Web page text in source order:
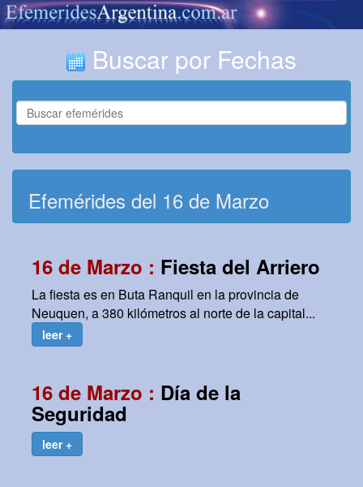
Buscar por Fechas
Efemérides del 16 de Marzo
16 de Marzo : Fiesta del Arriero
La fiesta es en Buta Ranquil en la provincia de
Neuquen, a 380 kilómetros al norte de la capital...
leer +
16 de Marzo : Día de la
Seguridad
leer +